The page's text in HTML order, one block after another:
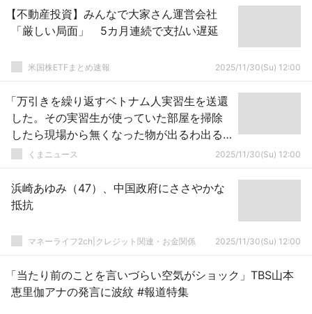
【不動産投資】みんなで大家さん運営会社
「厳しい局面」 5カ月連続で支払い遅延
米国株ETFまとめ速報 2025/11/30(Su) 12:00
「万引きを繰り返すベトナム人実習生を送還
した。その実習生が使っていた部屋を掃除
したら現場から無くなった物が出るわ出る
わ……」くまニュース 2025/11/30(Su) 12:00
浜崎あゆみ（47）、中国政府にささやかな
抵抗
マネーライフ2ch|クレジット関連・お金関係 2025/11/30(Su) 12:00
「当たり前のことを言いづらい空気がショック」TBS山本
恵里伽アナの発言に波紋 #報道特集